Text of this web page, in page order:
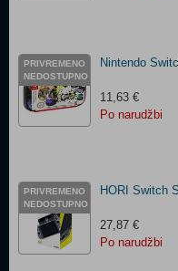
PRIVREMENO
NEDOSTUPNO
Nintendo
11,63 €
Po narudžbi
PRIVREMENO
NEDOSTUPNO
HORI Switch
27,87 €
Po narudžbi